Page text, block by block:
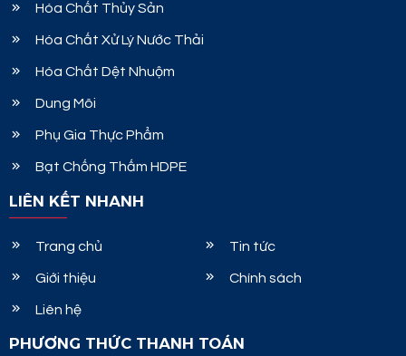
Hóa Chất Thủy Sản
Hóa Chất Xử Lý Nước Thải
Hóa Chất Dệt Nhuộm
Dung Môi
Phụ Gia Thực Phẩm
Bạt Chống Thấm HDPE
LIÊN KẾT NHANH
Trang chủ
Giới thiệu
Liên hệ
Tin tức
Chính sách
PHƯƠNG THỨC THANH TOÁN